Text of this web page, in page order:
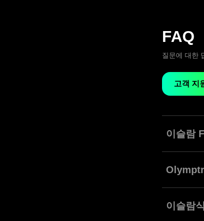
FAQ
질문에 대한
고객 지
이슬람
금리기반
도록
글로벌 할
금리스
이슬람